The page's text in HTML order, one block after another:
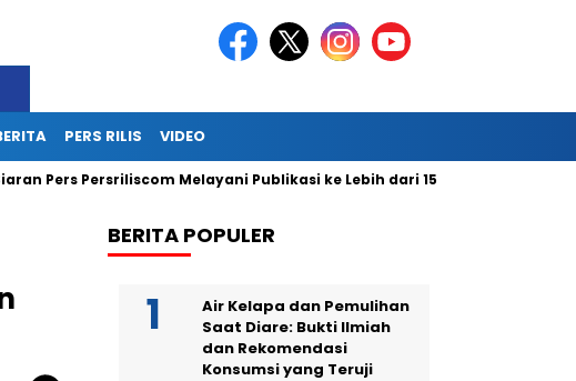
PERS RILIS VIDEO
Persriliscom Melayani Publikasi ke Lebih dari 150 Media Online
BERITA POPULER
Air Kelapa dan Pemulihan
Saat Diare: Bukti Ilmiah
dan Rekomendasi
Konsumsi yang Teruji